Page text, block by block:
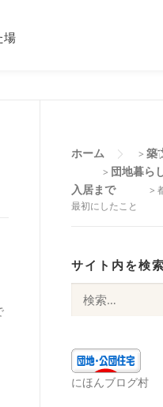
宅入居その後
ホーム > 築
> 団地暮ら
入居まで
>
最初にしたこと
サイト内を検
にほんブログ村
場